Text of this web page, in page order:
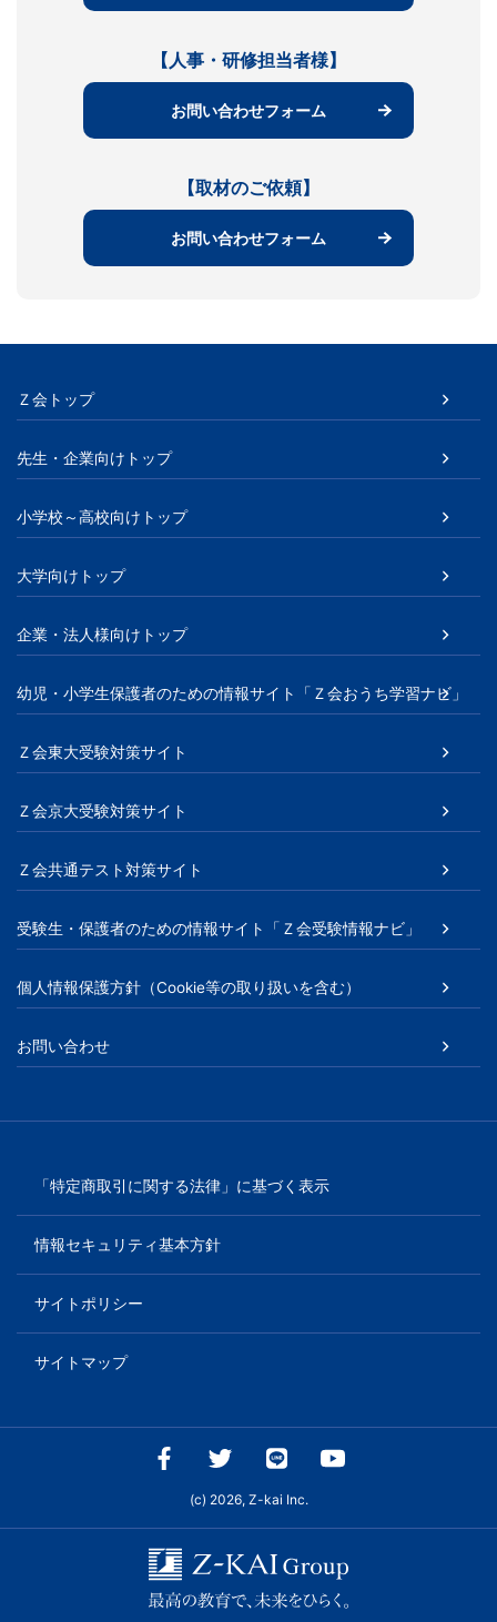
【人事・研修担当者様】
お問い合わせフォーム
【取材のご依頼】
お問い合わせフォーム
Ｚ会トップ
先生・企業向けトップ
小学校～高校向けトップ
大学向けトップ
企業・法人様向けトップ
幼児・小学生保護者のための情報サイト「Ｚ会おうち学習ナビ」
Ｚ会東大受験対策サイト
Ｚ会京大受験対策サイト
Ｚ会共通テスト対策サイト
受験生・保護者のための情報サイト「Ｚ会受験情報ナビ」
個人情報保護方針（Cookie等の取り扱いを含む）
お問い合わせ
「特定商取引に関する法律」に基づく表示
情報セキュリティ基本方針
サイトポリシー
サイトマップ
(c) 2026, Z-kai Inc.